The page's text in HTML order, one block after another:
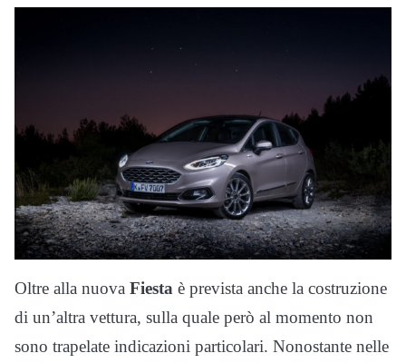
Oltre alla nuova Fiesta è prevista anche la costruzione
di un’altra vettura, sulla quale però al momento non
sono trapelate indicazioni particolari. Nonostante nelle